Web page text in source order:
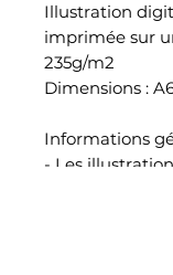
Illustration
imprimée sur
235g/m2
Dimensions :
Informations
- Les